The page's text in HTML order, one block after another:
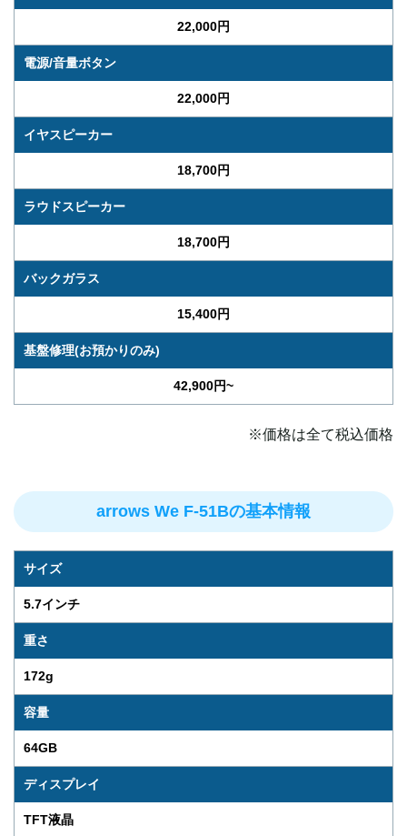
22,000円
電源/音量ボタン
22,000円
イヤスピーカー
18,700円
ラウドスピーカー
18,700円
バックガラス
15,400円
基盤修理(お預かりのみ)
42,900円~
※価格は全て税込価格
arrows We F-51Bの基本情報
サイズ
5.7インチ
重さ
172g
容量
64GB
ディスプレイ
TFT液晶